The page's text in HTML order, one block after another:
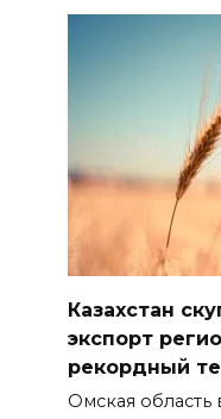
Казахстан
экспорт
рекордный
Омская область